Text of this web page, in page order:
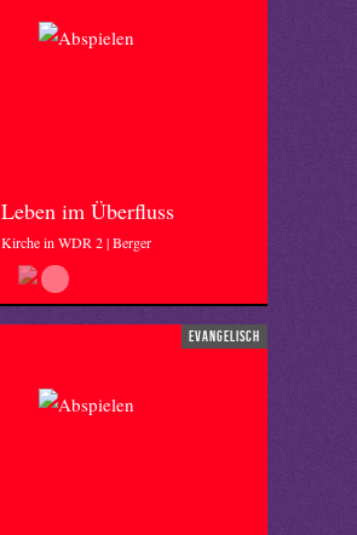
Leben im Überfluss
Kirche in WDR 2 | Berger
evangelisch